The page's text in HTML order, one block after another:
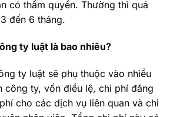
có thẩm quyền. Thường thì quá
đến 6 tháng.
ty luật là bao nhiêu?
ty luật sẽ phụ thuộc vào nhiều
công ty, vốn điều lệ, chi phí đăng
cho các dịch vụ liên quan và chi